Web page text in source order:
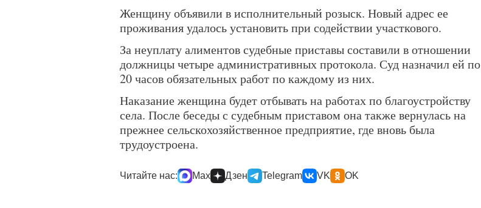
Женщину объявили в исполнительный розыск. Новый адрес ее
проживания удалось установить при содействии участкового.
За неуплату алиментов судебные приставы составили в отношении
должницы четыре административных протокола. Суд назначил ей по
20 часов обязательных работ по каждому из них.
Наказание женщина будет отбывать на работах по благоустройству
села. После беседы с судебным приставом она также вернулась на
прежнее сельскохозяйственное предприятие, где вновь была
трудоустроена.
Читайте нас: Max Дзен Telegram VK OK